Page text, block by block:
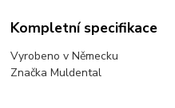
Kompletní specifikace
Vyrobeno v Německu
Značka Muldental